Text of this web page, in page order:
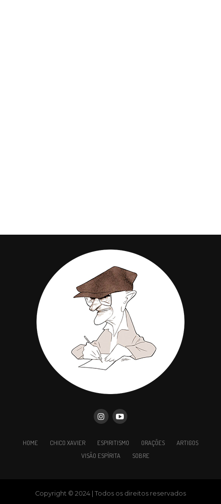
HOME CHICO XAVIER ESPIRITISMO ORAÇÕES
ARTIGOS
VISÃO ESPÍRITA
SOBRE
Copyright © 2024 | Todos os direitos reservados